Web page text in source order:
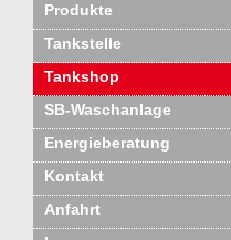
Produkte
Tankstelle
Tankshop
SB-Waschanlage
Energieberatung
Kontakt
Anfahrt